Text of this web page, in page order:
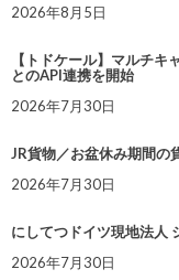
2026年8月5日
【トドケール】マルチ
とのAPI連携を開始
2026年7月30日
JR貨物／お盆休み期間の
2026年7月30日
にしてつドイツ現地法人
2026年7月30日